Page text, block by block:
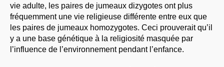
vie adulte, les paires de jumeaux dizygotes ont plus
fréquemment une vie religieuse différente entre eux que
les paires de jumeaux homozygotes. Ceci prouverait qu’il
y a une base génétique à la religiosité masquée par
l’influence de l’environnement pendant l’enfance.